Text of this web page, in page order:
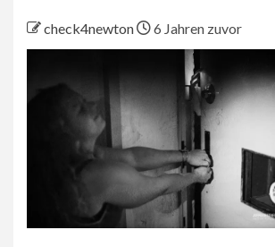
check4newton 6 Jahren zuvor